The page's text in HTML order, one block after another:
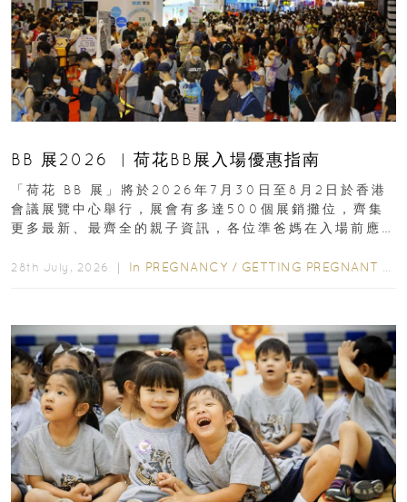
BB 展2026 ︳荷花BB展入場優惠指南
「荷花 BB 展」將於2026年7月30日至8月2日於香港
會議展覽中心舉行，展會有多達500個展銷攤位，齊集
更多最新、最齊全的親子資訊，各位準爸媽在入場前應
28th July, 2026 ｜ In PREGNANCY / GETTING PREGNANT